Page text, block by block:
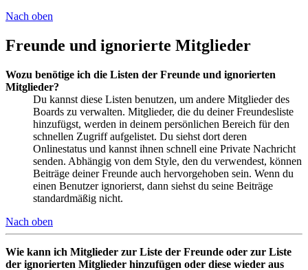
Nach oben
Freunde und ignorierte Mitglieder
Wozu benötige ich die Listen der Freunde und ignorierten
Mitglieder?
Du kannst diese Listen benutzen, um andere Mitglieder des
Boards zu verwalten. Mitglieder, die du deiner Freundesliste
hinzufügst, werden in deinem persönlichen Bereich für den
schnellen Zugriff aufgelistet. Du siehst dort deren
Onlinestatus und kannst ihnen schnell eine Private Nachricht
senden. Abhängig von dem Style, den du verwendest, können
Beiträge deiner Freunde auch hervorgehoben sein. Wenn du
einen Benutzer ignorierst, dann siehst du seine Beiträge
standardmäßig nicht.
Nach oben
Wie kann ich Mitglieder zur Liste der Freunde oder zur Liste
der ignorierten Mitglieder hinzufügen oder diese wieder aus